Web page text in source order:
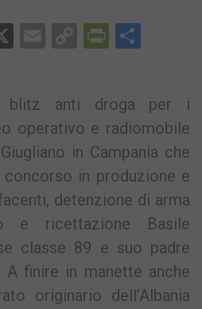
X EmailCopy
anti droga per i
operativo e radiomobile
in Campania che
in produzione e
detenzione di arma
e ricettazione Basile
classe 89 e suo padre
A finire in manette anche
originario dell’Albania